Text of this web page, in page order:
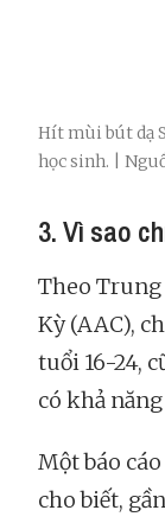
Hít mùi bút dạ
học sinh. |
3. Vì sao
Theo Trung
Kỳ (AAC),
tuổi 16-24,
có khả
Một báo
cho biết,